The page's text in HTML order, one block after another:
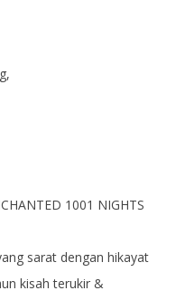
1001 NIGHTS
sarat dengan hikayat
kisah terukir &